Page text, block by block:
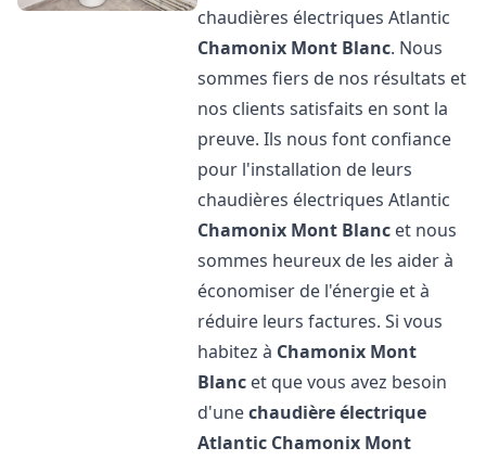
chaudières électriques Atlantic
Chamonix Mont Blanc. Nous
sommes fiers de nos résultats et
nos clients satisfaits en sont la
preuve. Ils nous font confiance
pour l'installation de leurs
chaudières électriques Atlantic
Chamonix Mont Blanc et nous
sommes heureux de les aider à
économiser de l'énergie et à
réduire leurs factures. Si vous
habitez à Chamonix Mont
Blanc et que vous avez besoin
d'unechaudière électrique
Atlantic Chamonix Mont